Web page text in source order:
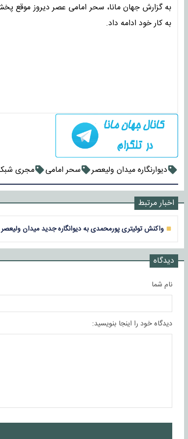
به گزارش جهان مانا، سحر امامی عصر دیروز موقع
به کار خود ادامه داد.
دیوارنگاره میدان ولیعصر سحر امامی مجری
اخبار مرتبط
واکنش توئیتری پورمحمدی به دیوانگاره جدید میدان ولیعصر
دیدگاه
نام شما
دیدگاه خود را اینجا بنویسید: